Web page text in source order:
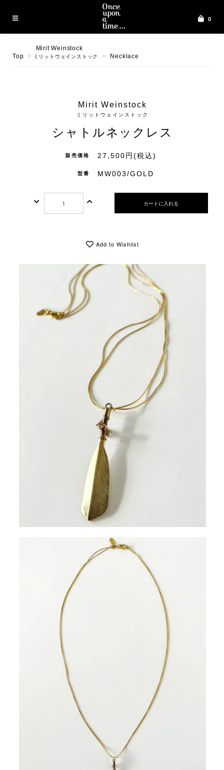
0
Top >
Mirit Weinstock
ミリットウェインストック > Necklace
Mirit Weinstock
ミリットウェインストック
シャトルネックレス
販売価格 27,500円(税込)
型番 MW003/GOLD
カートに入れる
Add to Wishlist